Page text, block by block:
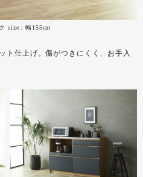
size：幅155cm
ト仕上げ。傷がつきにくく、お手入